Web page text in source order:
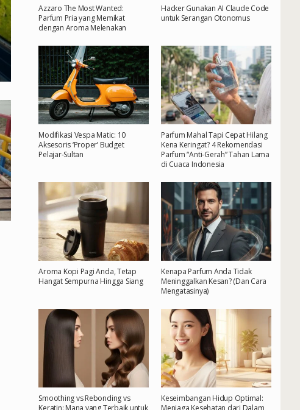
Azzaro The Most Wanted:
Parfum Pria yang Memikat
dengan Aroma Melenakan
Hacker Gunakan AI Claude Code
untuk Serangan Otonomus
Modifikasi Vespa Matic: 10
Aksesoris ‘Proper’ Budget
Pelajar-Sultan
Parfum Mahal Tapi Cepat Hilang
Kena Keringat? 4 Rekomendasi
Parfum “Anti-Gerah” Tahan Lama
di Cuaca Indonesia
Aroma Kopi Pagi Anda, Tetap
Hangat Sempurna Hingga Siang
Kenapa Parfum Anda Tidak
Meninggalkan Kesan? (Dan Cara
Mengatasinya)
Smoothing vs Rebonding vs
Keseimbangan Hidup Optimal: